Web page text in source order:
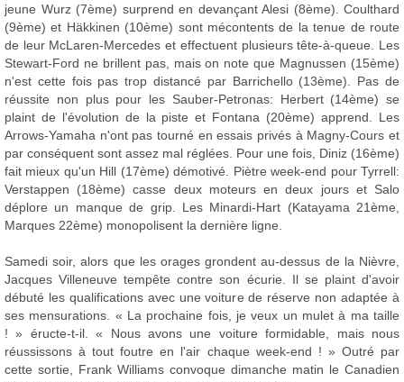
jeune Wurz (7ème) surprend en devançant Alesi (8ème). Coulthard
(9ème) et Häkkinen (10ème) sont mécontents de la tenue de route
de leur McLaren-Mercedes et effectuent plusieurs tête-à-queue. Les
Stewart-Ford ne brillent pas, mais on note que Magnussen (15ème)
n'est cette fois pas trop distancé par Barrichello (13ème). Pas de
réussite non plus pour les Sauber-Petronas: Herbert (14ème) se
plaint de l'évolution de la piste et Fontana (20ème) apprend. Les
Arrows-Yamaha n'ont pas tourné en essais privés à Magny-Cours et
par conséquent sont assez mal réglées. Pour une fois, Diniz (16ème)
fait mieux qu'un Hill (17ème) démotivé. Piètre week-end pour Tyrrell:
Verstappen (18ème) casse deux moteurs en deux jours et Salo
déplore un manque de grip. Les Minardi-Hart (Katayama 21ème,
Marques 22ème) monopolisent la dernière ligne.
Samedi soir, alors que les orages grondent au-dessus de la Nièvre,
Jacques Villeneuve tempête contre son écurie. Il se plaint d'avoir
débuté les qualifications avec une voiture de réserve non adaptée à
ses mensurations. « La prochaine fois, je veux un mulet à ma taille
! » éructe-t-il. « Nous avons une voiture formidable, mais nous
réussissons à tout foutre en l'air chaque week-end ! » Outré par
cette sortie, Frank Williams convoque dimanche matin le Canadien